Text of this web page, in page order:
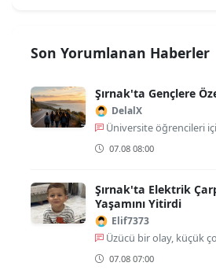
Son Yorumlanan Haberler
Şırnak'ta Gençlere
DelalX
Üniversite öğrencileri
07.08 08:00
Şırnak'ta Elektrik
Yaşamını Yitirdi
Elif7373
Üzücü bir olay, küçük
07.08 07:00